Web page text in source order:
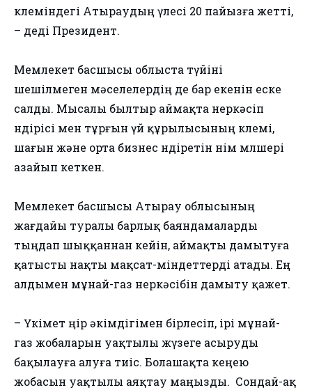
көлеміндегі Атыраудың үлесі 20 пайызға жетті,
– деді Президент.
Мемлекет басшысы облыста түйіні
шешілмеген мәселелердің де бар екенін еске
салды. Мысалы былтыр аймақта өнеркәсіп
өндірісі мен тұрғын үй құрылысының көлемі,
шағын және орта бизнес өндіретін өнім мөлшері
азайып кеткен.
Мемлекет басшысы Атырау облысының
жағдайы туралы барлық баяндамаларды
тыңдап шыққаннан кейін, аймақты дамытуға
қатысты нақты мақсат-міндеттерді атады. Ең
алдымен мұнай-газ өнеркәсібін дамыту қажет.
– Үкімет өңір әкімдігімен бірлесіп, ірі мұнай-
газ жобаларын уақтылы жүзеге асыруды
бақылауға алуға тиіс. Болашақта кеңею
жобасын уақтылы аяқтау маңызды. Сондай-ақ